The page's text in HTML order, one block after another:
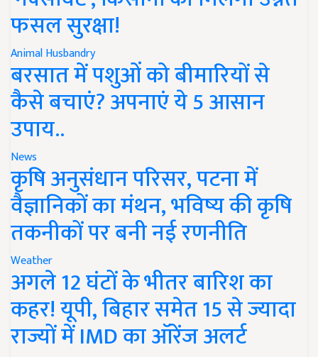
फसल सुरक्षा!
Animal Husbandry
बरसात में पशुओं को बीमारियों से
कैसे बचाएं? अपनाएं ये 5 आसान
उपाय..
News
कृषि अनुसंधान परिसर, पटना में
वैज्ञानिकों का मंथन, भविष्य की कृषि
तकनीकों पर बनी नई रणनीति
Weather
अगले 12 घंटों के भीतर बारिश का
कहर! यूपी, बिहार समेत 15 से ज्यादा
राज्यों में IMD का ऑरेंज अलर्ट